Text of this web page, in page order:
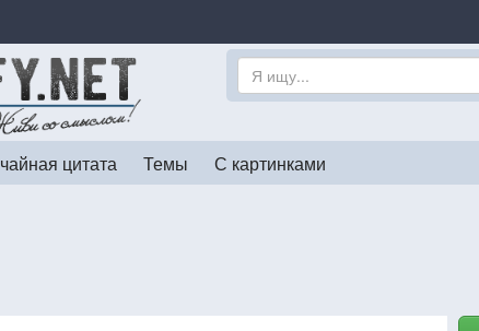
цитата Темы С картинками